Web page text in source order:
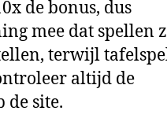
de bonus, dus
mee dat spellen
terwijl
altijd de
de site.